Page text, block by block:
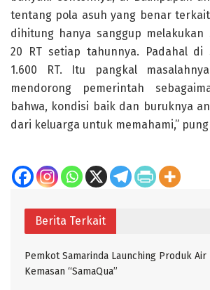
tentang pola asuh yang benar
dihitung hanya sanggup melakukan
20 RT setiap tahunnya. Padahal
1.600 RT. Itu pangkal
mendorong pemerintah
bahwa, kondisi baik dan buruknya
dari keluarga untuk memahami,”
Berita Terkait
Pemkot Samarinda Launching Produk Air
Kemasan “SamaQua”